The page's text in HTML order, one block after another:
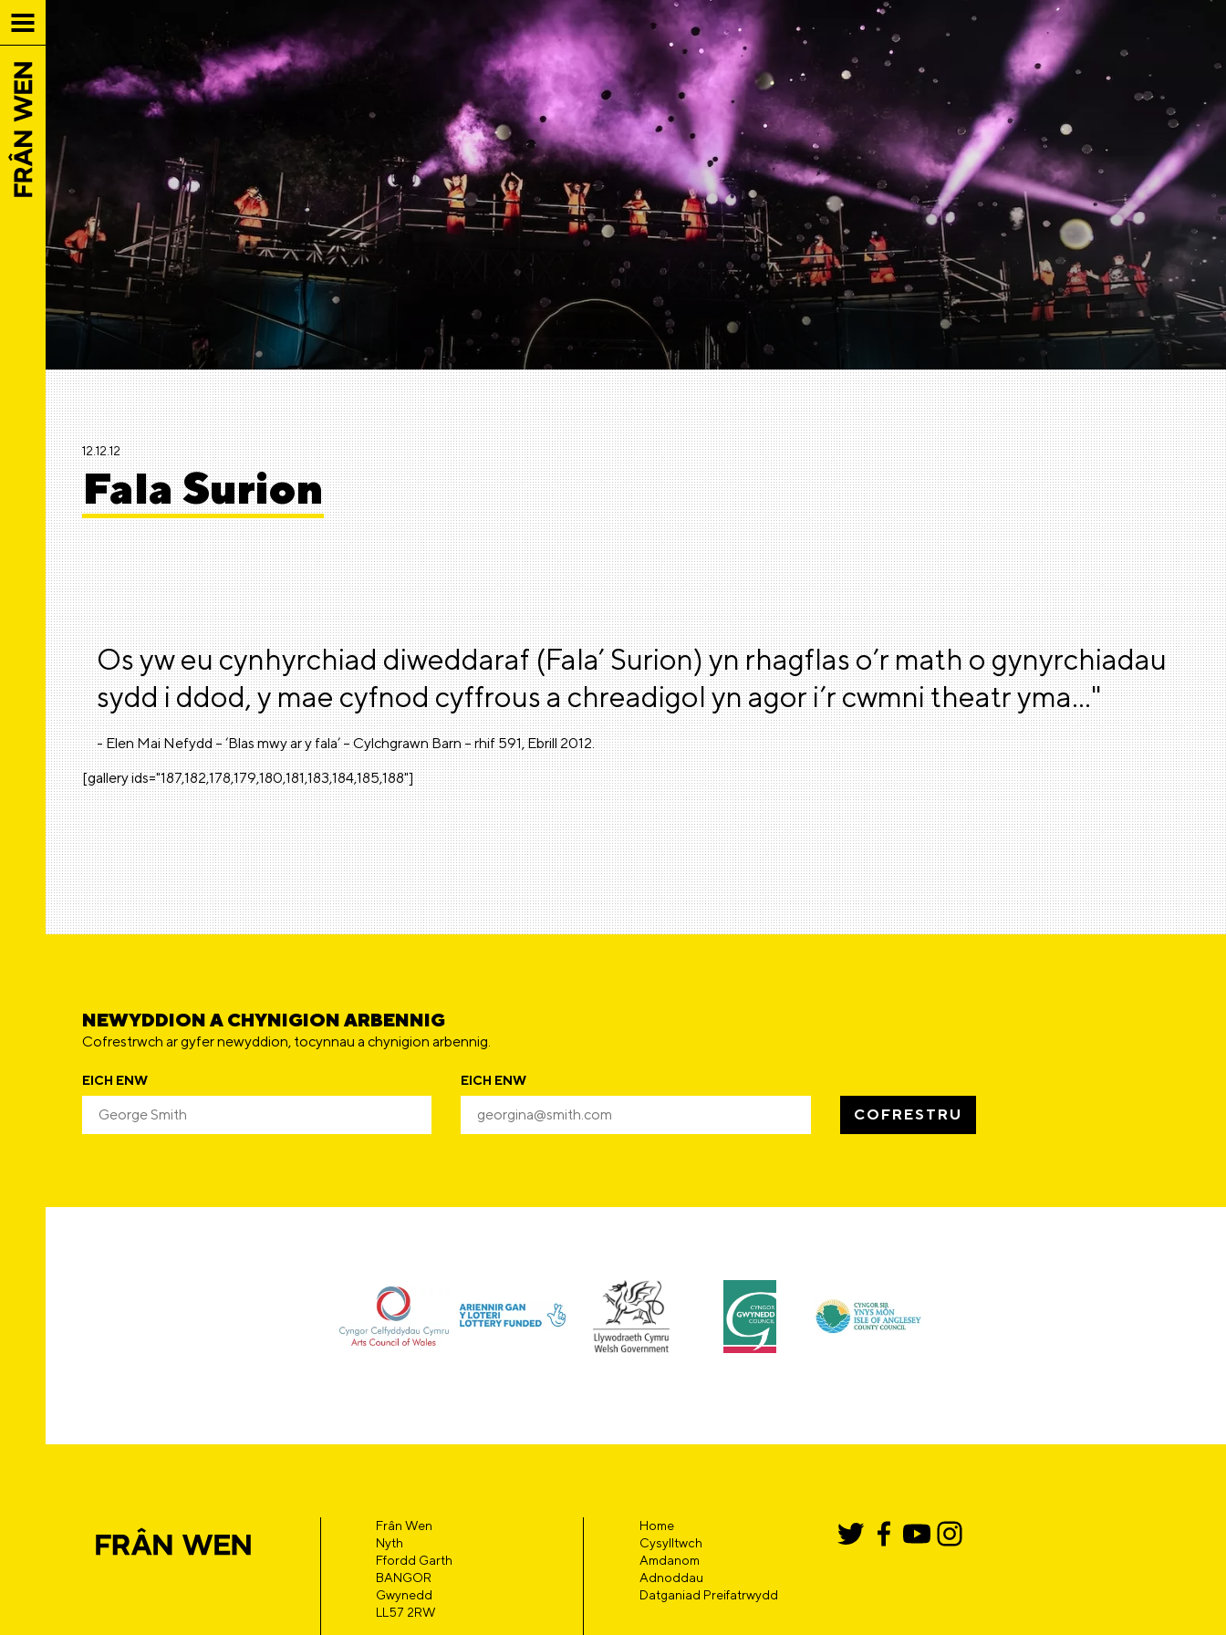
12.12.12
Fala Surion
Os yw eu cynhyrchiad diweddaraf (Fala’ Surion) yn rhagflas o’r math o gynyrchiadau
sydd i ddod, y mae cyfnod cyffrous a chreadigol yn agor i’r cwmni theatr yma…"
- Elen Mai Nefydd – ‘Blas mwy ar y fala’ – Cylchgrawn Barn – rhif 591, Ebrill 2012.
[gallery ids="187,182,178,179,180,181,183,184,185,188"]
NEWYDDION A CHYNIGION ARBENNIG
Cofrestrwch ar gyfer newyddion, tocynnau a chynigion arbennig.
EICH ENW EICH ENW
Frân Wen
Nyth
Ffordd Garth
BANGOR
Gwynedd
LL57 2RW
Home
Cysylltwch
Amdanom
Adnoddau
Datganiad Preifatrwydd